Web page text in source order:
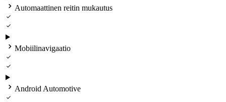
 Automaattinen reitin mukautus


 Mobiilinavigaatio


 Android Automotive
